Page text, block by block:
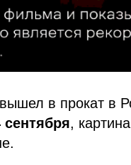
в прокат в
сентября, картина